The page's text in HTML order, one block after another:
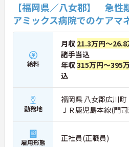
【福岡県／八女郡】 急性
アミックス病院でのケアマ
給料
月収 21.3万円～26.8
諸手当込
年収315万円～395
込
勤務地
福岡県 八女郡広川町
ＪＲ鹿児島本線(門
雇用形態 正社員(正職員)